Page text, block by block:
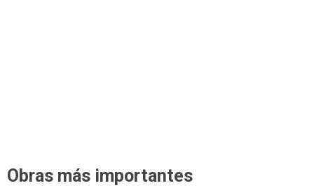
Obras más importantes